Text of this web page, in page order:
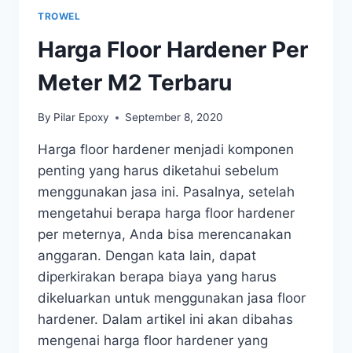
TROWEL
Harga Floor Hardener Per
Meter M2 Terbaru
By Pilar Epoxy September 8, 2020
Harga floor hardener menjadi komponen
penting yang harus diketahui sebelum
menggunakan jasa ini. Pasalnya, setelah
mengetahui berapa harga floor hardener
per meternya, Anda bisa merencanakan
anggaran. Dengan kata lain, dapat
diperkirakan berapa biaya yang harus
dikeluarkan untuk menggunakan jasa floor
hardener. Dalam artikel ini akan dibahas
mengenai harga floor hardener yang